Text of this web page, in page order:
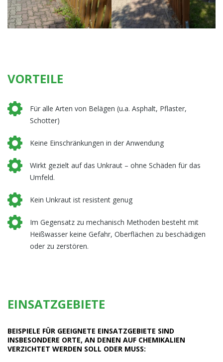
VORTEILE
Für alle Arten von Belägen (u.a. Asphalt, Pflaster,
Schotter)
Keine Einschränkungen in der Anwendung
Wirkt gezielt auf das Unkraut – ohne Schäden für das
Umfeld.
Kein Unkraut ist resistent genug
Im Gegensatz zu mechanisch Methoden besteht mit
Heißwasser keine Gefahr, Oberflächen zu beschädigen
oder zu zerstören.
EINSATZGEBIETE
BEISPIELE FÜR GEEIGNETE EINSATZGEBIETE SIND
INSBESONDERE ORTE, AN DENEN AUF CHEMIKALIEN
VERZICHTET WERDEN SOLL ODER MUSS: